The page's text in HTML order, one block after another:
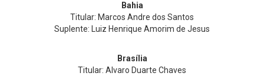
Bahia
Titular: Marcos Andre dos Santos
Suplente: Luiz Henrique Amorim de Jesus
Brasília
Titular: Alvaro Duarte Chaves